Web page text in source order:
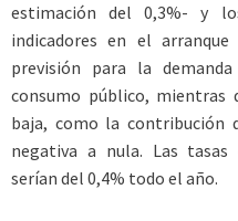
estimación del 0,3%- y
indicadores en el
previsión para la
consumo público, mientras
baja, como la contribución
negativa a nula. Las
serían del 0,4% todo el año.